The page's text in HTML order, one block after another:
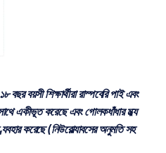
বয়সী শিক্ষার্থীরা রাস্পবেরি পাই এবং
একীভূত করেছে এবং গোলকধাঁধার মধ্য
করেছে (নিউরোল্যাবসের অনুমতি সহ